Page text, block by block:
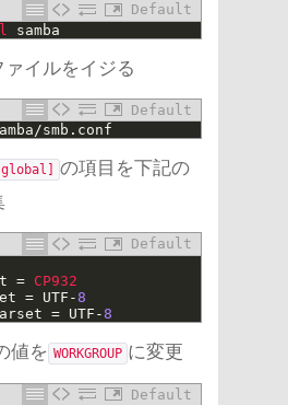
Default
samba
イルをイジる
Default
/smb . conf
[global]
の項目を下記の
Default
= CP932
= UTF -8
= UTF -8
値を WORKGROUP に変更
Default